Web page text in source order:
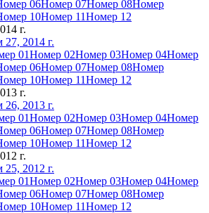
06Номер 07Номер 08Номер
10Номер 11Номер 12
г.
27, 2014 г.
01Номер 02Номер 03Номер 04Номер
06Номер 07Номер 08Номер
10Номер 11Номер 12
г.
26, 2013 г.
01Номер 02Номер 03Номер 04Номер
06Номер 07Номер 08Номер
10Номер 11Номер 12
г.
25, 2012 г.
01Номер 02Номер 03Номер 04Номер
06Номер 07Номер 08Номер
10Номер 11Номер 12